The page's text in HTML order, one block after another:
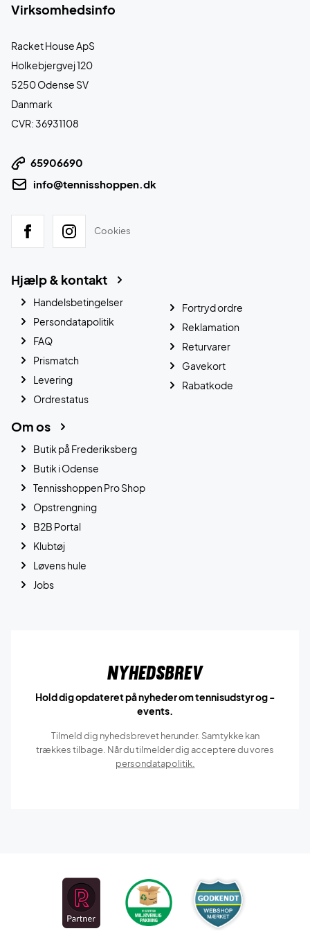
Virksomhedsinfo
Racket House ApS
Holkebjergvej 120
5250 Odense SV
Danmark
CVR: 36931108
65906690
info@tennisshoppen.dk
Cookies
Hjælp & kontakt
Handelsbetingelser
Persondatapolitik
FAQ
Prismatch
Levering
Ordrestatus
Fortryd ordre
Reklamation
Returvarer
Gavekort
Rabatkode
Om os
Butik på Frederiksberg
Butik i Odense
Tennisshoppen Pro Shop
Opstrengning
B2B Portal
Klubtøj
Løvens hule
Jobs
Nyhedsbrev
Hold dig opdateret på nyheder om tennisudstyr og -
events.
Tilmeld dig nyhedsbrevet herunder. Samtykke kan
trækkes tilbage. Når du tilmelder dig acceptere du vores
persondatapolitik.